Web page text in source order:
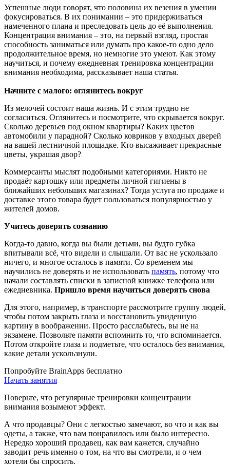
Успешные люди говорят, что половина их везения в умении
фокусироваться. В их понимании – это придерживаться
намеченного плана и преследовать цель до её выполнения.
Концентрация внимания – это, на первый взгляд, простая
способность заниматься или думать про какое-то одно дело
продолжительное время, но немногие это умеют. Как этому
научиться, и почему ежедневная тренировка концентрации
внимания необходима, рассказывает наша статья.
Начните с малого: оглянитесь вокруг
Из мелочей состоит наша жизнь. И с этим трудно не
согласиться. Оглянитесь и посмотрите, что скрывается вокруг.
Сколько деревьев под окном квартиры? Каких цветов
автомобили у парадной? Сколько ковриков у входных дверей
на вашей лестничной площадке. Кто высаживает прекрасные
цветы, украшая двор?
Коммерсанты мыслят подобными категориями. Никто не
продаёт картошку или предметы личной гигиены в
ближайших небольших магазинах? Тогда услуга по продаже и
доставке этого товара будет пользоваться популярностью у
жителей домов.
Учитесь доверять сознанию
Когда-то давно, когда вы были детьми, вы будто губка
впитывали всё, что видели и слышали. От вас не ускользало
ничего, и многое осталось в памяти. Со временем мы
научились не доверять и не использовать память, потому что
начали составлять списки в записной книжке телефона или
ежедневника. Пришло время научиться доверять снова
Для этого, например, в транспорте рассмотрите группу людей,
чтобы потом закрыть глаза и восстановить увиденную
картину в воображении. Просто расслабьтесь, вы не на
экзамене. Позвольте памяти вспомнить то, что вспоминается.
Потом откройте глаза и подметьте, что осталось без внимания,
какие детали ускользнули.
Попробуйте BrainApps бесплатно
Начать занятия
Поверьте, что регулярные тренировки концентрации
внимания возымеют эффект.
А что продавцы? Они с легкостью замечают, во что и как вы
одеты, а также, что вам понравилось или было интересно.
Нередко хороший продавец, как вам кажется, случайно
заводит речь именно о том, на что вы смотрели, и о чем
хотели бы спросить.